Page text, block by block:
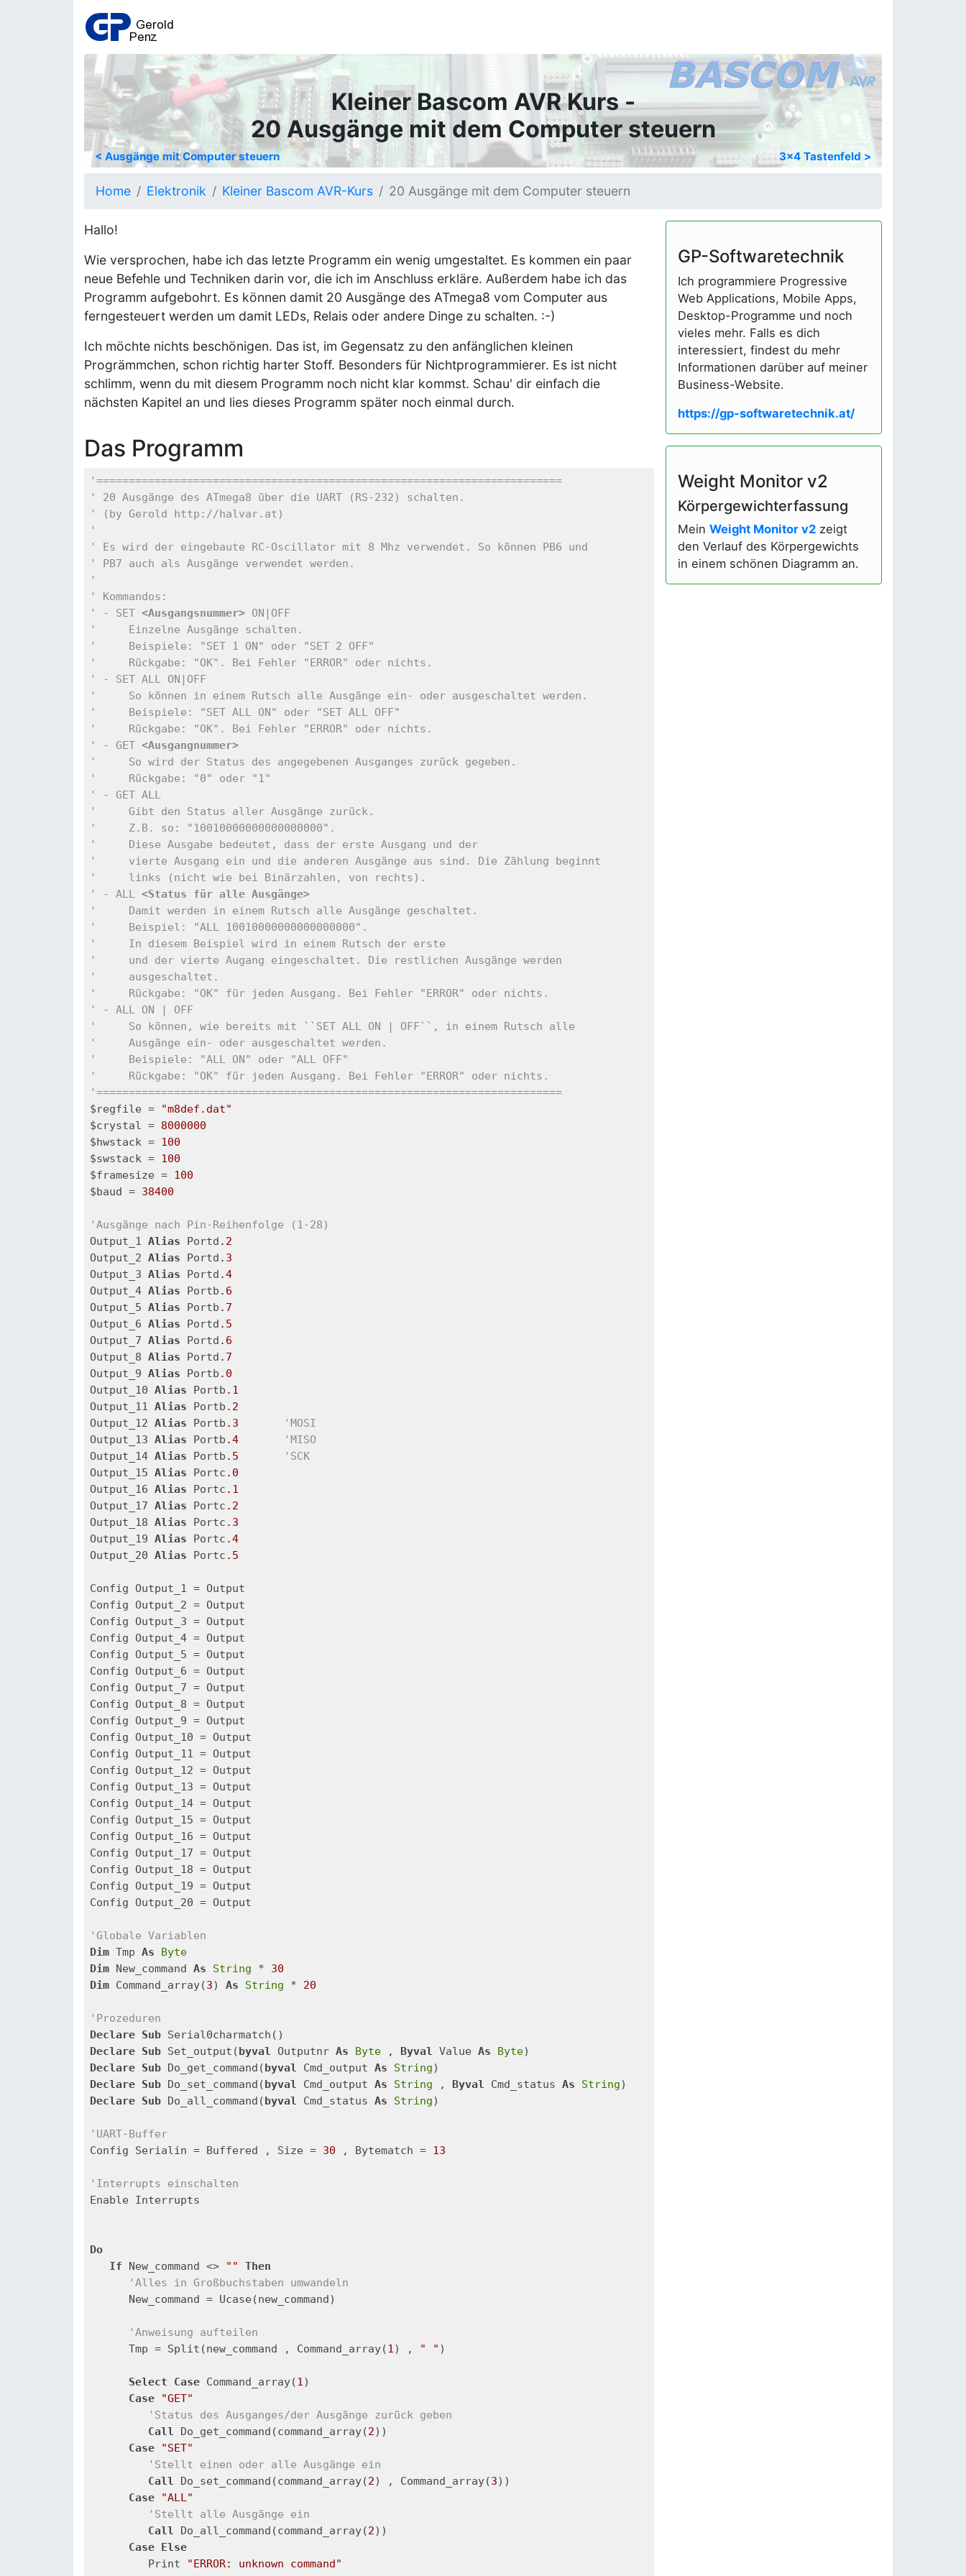
Kleiner Bascom AVR Kurs -
20 Ausgänge mit dem Computer steuern
< Ausgänge mit Computer steuern 3x4 Tastenfeld >
Home Elektronik Kleiner Bascom AVR-Kurs 20 Ausgänge mit dem Computer steuern
Hallo!
Wie versprochen, habe ich das letzte Programm ein wenig umgestaltet. Es kommen ein paar
neue Befehle und Techniken darin vor, die ich im Anschluss erkläre. Außerdem habe ich das
Programm aufgebohrt. Es können damit 20 Ausgänge des ATmega8 vom Computer aus
ferngesteuert werden um damit LEDs, Relais oder andere Dinge zu schalten. :-)
Ich möchte nichts beschönigen. Das ist, im Gegensatz zu den anfänglichen kleinen
Progrämmchen, schon richtig harter Stoff. Besonders für Nichtprogrammierer. Es ist nicht
schlimm, wenn du mit diesem Programm noch nicht klar kommst. Schau' dir einfach die
nächsten Kapitel an und lies dieses Programm später noch einmal durch.
Das Programm
'========================================================================
' 20 Ausgänge des ATmega8 über die UART (RS-232) schalten.
' (by Gerold http://halvar.at)
'
' Es wird der eingebaute RC-Oscillator mit 8 Mhz verwendet. So können PB6 und
' PB7 auch als Ausgänge verwendet werden.
'
' Kommandos:
' - SET <Ausgangsnummer> ON|OFF
'     Einzelne Ausgänge schalten.
'     Beispiele: "SET 1 ON" oder "SET 2 OFF"
'     Rückgabe: "OK". Bei Fehler "ERROR" oder nichts.
' - SET ALL ON|OFF
'     So können in einem Rutsch alle Ausgänge ein- oder ausgeschaltet werden.
'     Beispiele: "SET ALL ON" oder "SET ALL OFF"
'     Rückgabe: "OK". Bei Fehler "ERROR" oder nichts.
' - GET <Ausgangnummer>
'     So wird der Status des angegebenen Ausganges zurück gegeben.
'     Rückgabe: "0" oder "1"
' - GET ALL
'     Gibt den Status aller Ausgänge zurück.
'     Z.B. so: "10010000000000000000".
'     Diese Ausgabe bedeutet, dass der erste Ausgang und der
'     vierte Ausgang ein und die anderen Ausgänge aus sind. Die Zählung beginnt
'     links (nicht wie bei Binärzahlen, von rechts).
' - ALL <Status für alle Ausgänge>
'     Damit werden in einem Rutsch alle Ausgänge geschaltet.
'     Beispiel: "ALL 10010000000000000000".
'     In diesem Beispiel wird in einem Rutsch der erste
'     und der vierte Augang eingeschaltet. Die restlichen Ausgänge werden
'     ausgeschaltet.
'     Rückgabe: "OK" für jeden Ausgang. Bei Fehler "ERROR" oder nichts.
' - ALL ON | OFF
'     So können, wie bereits mit ``SET ALL ON | OFF``, in einem Rutsch alle
'     Ausgänge ein- oder ausgeschaltet werden.
'     Beispiele: "ALL ON" oder "ALL OFF"
'     Rückgabe: "OK" für jeden Ausgang. Bei Fehler "ERROR" oder nichts.
'========================================================================
$regfile =
"m8def.dat"
$crystal = 8000000
$hwstack = 100
$swstack = 100
$framesize = 100
$baud = 38400
'Ausgänge nach Pin-Reihenfolge (1-28)
Output_1 Alias Portd .2
Output_2 Alias Portd .3
Output_3 Alias Portd .4
Output_4 Alias Portb .6
Output_5 Alias Portb .7
Output_6 Alias Portd .5
Output_7 Alias Portd .6
Output_8 Alias Portd .7
Output_9 Alias Portb .0
Output_10 Alias Portb .1
Output_11 Alias Portb .2
Output_12 Alias Portb .3
'MOSI
Output_13 Alias Portb .4
'MISO
Output_14 Alias Portb .5
'SCK
Output_15 Alias Portc .0
Output_16 Alias Portc .1
Output_17 Alias Portc .2
Output_18 Alias Portc .3
Output_19 Alias Portc .4
Output_20 Alias Portc .5
Config Output_1 = Output
Config Output_2 = Output
Config Output_3 = Output
Config Output_4 = Output
Config Output_5 = Output
Config Output_6 = Output
Config Output_7 = Output
Config Output_8 = Output
Config Output_9 = Output
Config Output_10 = Output
Config Output_11 = Output
Config Output_12 = Output
Config Output_13 = Output
Config Output_14 = Output
Config Output_15 = Output
Config Output_16 = Output
Config Output_17 = Output
Config Output_18 = Output
Config Output_19 = Output
Config Output_20 = Output
'Globale Variablen
Dim Tmp As
Byte
Dim New_command As String * 30
Dim Command_array(3) As String * 20
'Prozeduren
Declare Sub
Declare Sub Set_output(byval Outputnr As Byte , Byval Value As Byte
Declare Sub Do_get_command(byval Cmd_output As String
Declare Sub Do_set_command(byval Cmd_output As String , Byval Cmd_status As String
Declare Sub Do_all_command(byval Cmd_status As String)
'UART-Buffer
Config Serialin = Buffered , Size = 30 , Bytematch = 13
'Interrupts einschalten
Enable Interrupts
Do
If New_command <> ""
Then
'Alles in Großbuchstaben umwandeln
      New_command = Ucase(new_command)
'Anweisung aufteilen
      Tmp = Split(new_command , Command_array(
1) , " " )
Select Case Command_array(1)
Case
"GET"
'Status des Ausganges/der Ausgänge zurück geben
Call Do_get_command(command_array(2))
Case
"SET"
'Stellt einen oder alle Ausgänge ein
Call Do_set_command(command_array(2) , Command_array(3))
Case
"ALL"
'Stellt alle Ausgänge ein
Call Do_all_command(command_array(2))
Case Else
         Print
"ERROR: unknown command"
GP-Softwaretechnik
Ich programmiere Progressive
Web Applications, Mobile Apps,
Desktop-Programme und noch
vieles mehr. Falls es dich
interessiert, findest du mehr
Informationen darüber auf meiner
Business-Website.
https://gp-softwaretechnik.at/
Weight Monitor v2
Körpergewichterfassung
Mein Weight Monitor v2zeigt
den Verlauf des Körpergewichts
in einem schönen Diagramm an.